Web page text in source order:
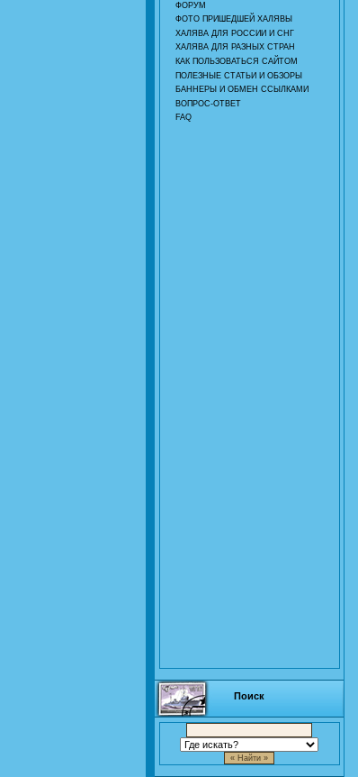
ФОРУМ
ФОТО ПРИШЕДШЕЙ ХАЛЯВЫ
ХАЛЯВА ДЛЯ РОССИИ И СНГ
ХАЛЯВА ДЛЯ РАЗНЫХ СТРАН
КАК ПОЛЬЗОВАТЬСЯ САЙТОМ
ПОЛЕЗНЫЕ СТАТЬИ И ОБЗОРЫ
БАННЕРЫ И ОБМЕН ССЫЛКАМИ
ВОПРОС-ОТВЕТ
FAQ
Поиск